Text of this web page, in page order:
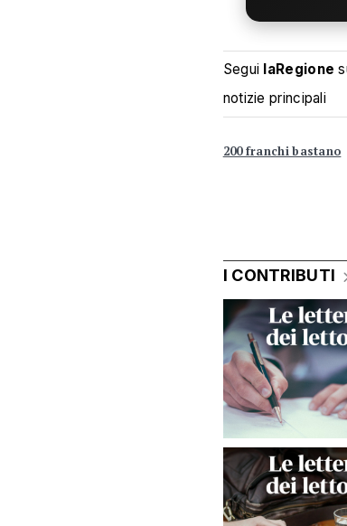
Segui laRegione
notizie principali
200 franchi bastano
I CONTRIBUTI